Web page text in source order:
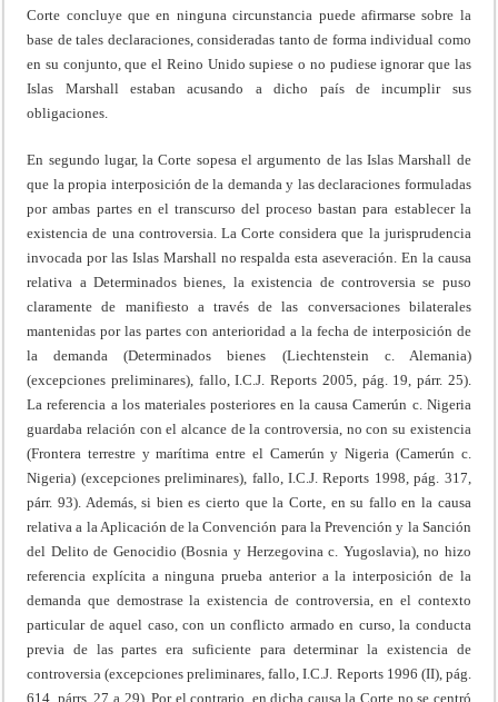
Corte concluye que en ninguna circunstancia puede afirmarse sobre la
base de tales declaraciones, consideradas tanto de forma individual como
en su conjunto, que el Reino Unido supiese o no pudiese ignorar que las
Islas Marshall estaban acusando a dicho país de incumplir sus
obligaciones.
En segundo lugar, la Corte sopesa el argumento de las Islas Marshall de
que la propia interposición de la demanda y las declaraciones formuladas
por ambas partes en el transcurso del proceso bastan para establecer la
existencia de una controversia. La Corte considera que la jurisprudencia
invocada por las Islas Marshall no respalda esta aseveración. En la causa
relativa a Determinados bienes, la existencia de controversia se puso
claramente de manifiesto a través de las conversaciones bilaterales
mantenidas por las partes con anterioridad a la fecha de interposición de
la demanda (Determinados bienes (Liechtenstein c. Alemania)
(excepciones preliminares), fallo, I.C.J. Reports 2005, pág. 19, párr. 25).
La referencia a los materiales posteriores en la causa Camerún c. Nigeria
guardaba relación con el alcance de la controversia, no con su existencia
(Frontera terrestre y marítima entre el Camerún y Nigeria (Camerún c.
Nigeria) (excepciones preliminares), fallo, I.C.J. Reports 1998, pág. 317,
párr. 93). Además, si bien es cierto que la Corte, en su fallo en la causa
relativa a la Aplicación de la Convención para la Prevención y la Sanción
del Delito de Genocidio (Bosnia y Herzegovina c. Yugoslavia), no hizo
referencia explícita a ninguna prueba anterior a la interposición de la
demanda que demostrase la existencia de controversia, en el contexto
particular de aquel caso, con un conflicto armado en curso, la conducta
previa de las partes era suficiente para determinar la existencia de
controversia (excepciones preliminares, fallo, I.C.J. Reports 1996 (II), pág.
614, párrs. 27 a 29). Por el contrario, en dicha causa la Corte no se centró